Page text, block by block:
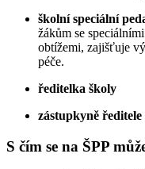
školní speciální
žákům se
obtížemi, zajišťuje
péče.
ředitelka školy
zástupkyně
S čím se na ŠPP